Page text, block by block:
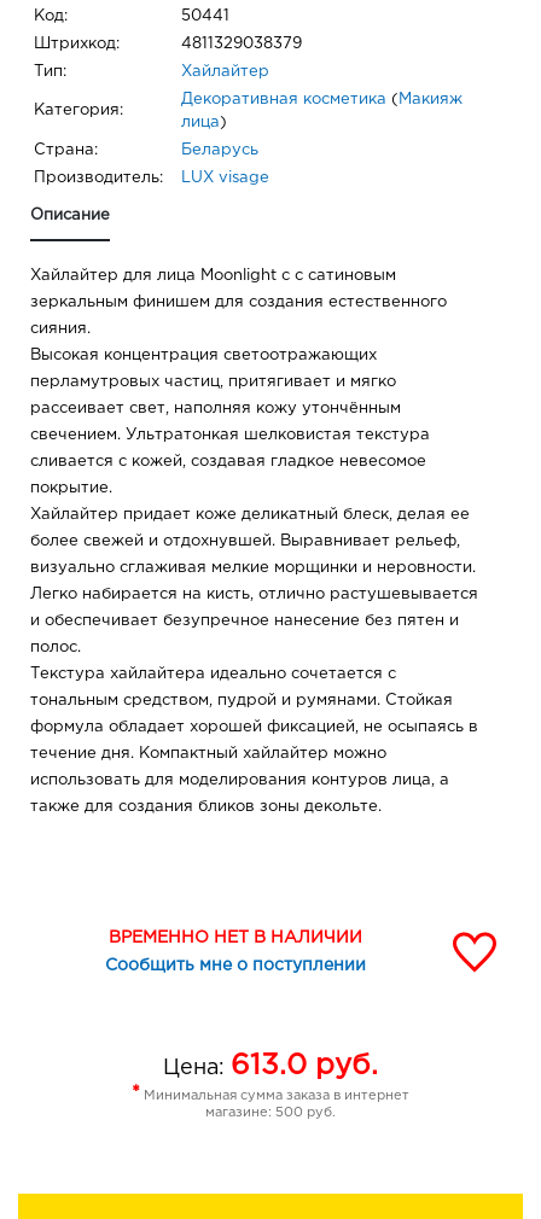
Код: 50441
Штрихкод: 4811329038379
Тип: Хайлайтер
Категория:
Декоративная косметика ( Макияж
лица )
Страна: Беларусь
Производитель: LUX visage
Описание
Хайлайтер для лица Moonlight с с сатиновым
зеркальным финишем для создания естественного
сияния.
Высокая концентрация светоотражающих
перламутровых частиц, притягивает и мягко
рассеивает свет, наполняя кожу утончённым
свечением. Ультратонкая шелковистая текстура
сливается с кожей, создавая гладкое невесомое
покрытие.
Хайлайтер придает коже деликатный блеск, делая ее
более свежей и отдохнувшей. Выравнивает рельеф,
визуально сглаживая мелкие морщинки и неровности.
Легко набирается на кисть, отлично растушевывается
и обеспечивает безупречное нанесение без пятен и
полос.
Текстура хайлайтера идеально сочетается с
тональным средством, пудрой и румянами. Стойкая
формула обладает хорошей фиксацией, не осыпаясь в
течение дня. Компактный хайлайтер можно
использовать для моделирования контуров лица, а
также для создания бликов зоны декольте.
ВРЕМЕННО НЕТ В НАЛИЧИИ
Сообщить мне о поступлении
Цена: 613.0 руб.
* Минимальная сумма заказа в интернет
магазине: 500 руб.